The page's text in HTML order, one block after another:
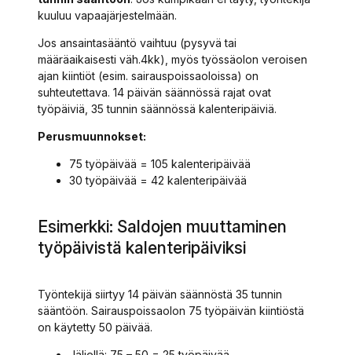
kuuluu vapaajärjestelmään.
Jos ansaintasääntö vaihtuu (pysyvä tai
määräaikaisesti väh.4kk), myös työssäolon veroisen
ajan kiintiöt (esim. sairauspoissaoloissa) on
suhteutettava. 14 päivän säännössä rajat ovat
työpäiviä, 35 tunnin säännössä kalenteripäiviä.
Perusmuunnokset:
75 työpäivää = 105 kalenteripäivää
30 työpäivää = 42 kalenteripäivää
Esimerkki: Saldojen muuttaminen
työpäivistä kalenteripäiviksi
Työntekijä siirtyy 14 päivän säännöstä 35 tunnin
sääntöön. Sairauspoissaolon 75 työpäivän kiintiöstä
on käytetty 50 päivää.